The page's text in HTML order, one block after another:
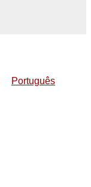
Português